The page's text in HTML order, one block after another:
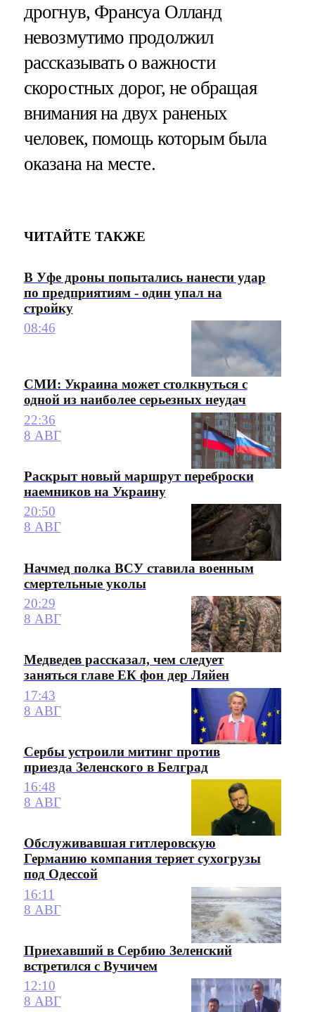
дрогнув, Франсуа Олланд
невозмутимо продолжил
рассказывать о важности
скоростных дорог, не обращая
внимания на двух раненых
человек, помощь которым была
оказана на месте.
ЧИТАЙТЕ ТАКЖЕ
В Уфе дроны попытались нанести удар
по предприятиям - один упал на
стройку
08:46
СМИ: Украина может столкнуться с
одной из наиболее серьезных неудач
22:36
8 АВГ
Раскрыт новый маршрут переброски
наемников на Украину
20:50
8 АВГ
Начмед полка ВСУ ставила военным
смертельные уколы
20:29
8 АВГ
Медведев рассказал, чем следует
заняться главе ЕК фон дер Ляйен
17:43
8 АВГ
Сербы устроили митинг против
приезда Зеленского в Белград
16:48
8 АВГ
Обслуживавшая гитлеровскую
Германию компания теряет сухогрузы
под Одессой
16:11
8 АВГ
Приехавший в Сербию Зеленский
встретился с Вучичем
12:10
8 АВГ